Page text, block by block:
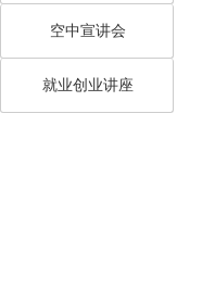
空中宣讲会
就业创业讲座